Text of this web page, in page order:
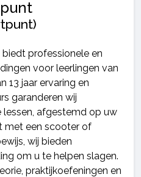
professionele en
voor leerlingen van
13 jaar ervaring en
garanderen wij
afgestemd op uw
met een scooter of
wij bieden
om u te helpen slagen.
praktijkoefeningen en